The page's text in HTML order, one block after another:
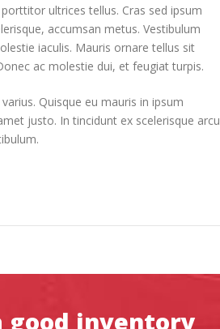
ultrices tellus. Cras sed ipsum
accumsan metus. Vestibulum
iaculis. Mauris ornare tellus sit
ac molestie dui, et feugiat turpis.
Quisque eu mauris in ipsum
justo. In tincidunt ex scelerisque arcu
good inventory